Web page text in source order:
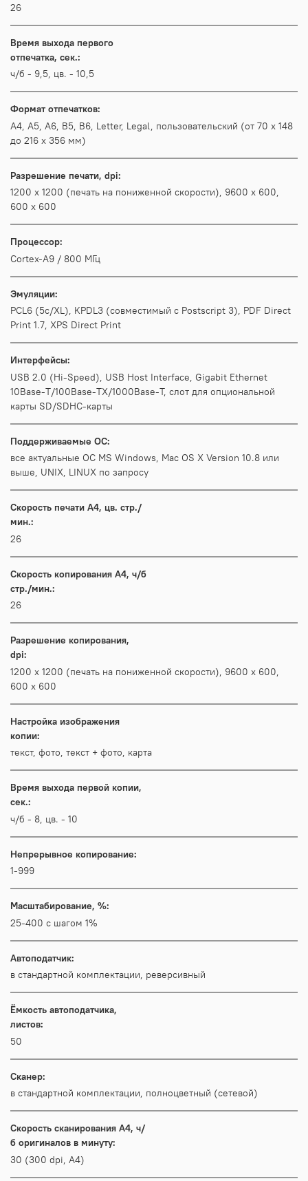
26
Время выхода первого
отпечатка, сек.:
ч/б - 9,5, цв. - 10,5
Формат отпечатков:
A4, A5, A6, B5, B6, Letter, Legal, пользовательский (от 70 x 148
до 216 x 356 мм)
Разрешение печати, dpi:
1200 x 1200 (печать на пониженной скорости), 9600 x 600,
600 x 600
Процессор:
Cortex-A9 / 800 МГц
Эмуляции:
PCL6 (5c/XL), KPDL3 (совместимый с Postscript 3), PDF Direct
Print 1.7, XPS Direct Print
Интерфейсы:
USB 2.0 (Hi-Speed), USB Host Interface, Gigabit Ethernet
10Base-T/100Base-TX/1000Base-T, слот для опциональной
карты SD/SDHC-карты
Поддерживаемые ОС:
все актуальные ОС MS Windows, Mac OS X Version 10.8 или
выше, UNIX, LINUX по запросу
Скорость печати А4, цв. стр./
мин.:
26
Скорость копирования А4, ч/б
стр./мин.:
26
Разрешение копирования,
dpi:
1200 x 1200 (печать на пониженной скорости), 9600 x 600,
600 x 600
Настройка изображения
копии:
текст, фото, текст + фото, карта
Время выхода первой копии,
сек.:
ч/б - 8, цв. - 10
Непрерывное копирование:
1-999
Масштабирование, %:
25-400 с шагом 1%
Автоподатчик:
в стандартной комплектации, реверсивный
Ёмкость автоподатчика,
листов:
50
Сканер:
в стандартной комплектации, полноцветный (сетевой)
Скорость сканирования A4, ч/
б оригиналов в минуту:
30 (300 dpi, A4)